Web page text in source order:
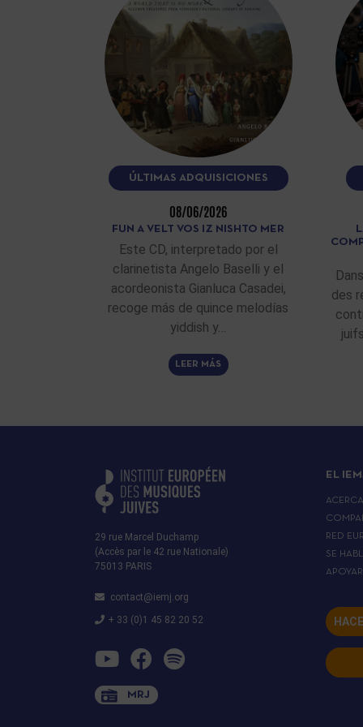
ÚLTIMAS ADQUISICIONES
08/06/2026
FUN A VELT VOS IZ NISHTO MER
Este CD, interpretado por el
clarinetista Angelo Baselli y el
acordeonista Gianluca Casadei,
recoge más de quince melodías
yiddish y…
LEER MÁS
des
29 rue Marcel Duchamp
(Accès par le 42 rue Nationale)
75013 PARIS
contact@iemj.org
+ 33 (0)1 45 82 20 52
MRJ
EL
RED
SE